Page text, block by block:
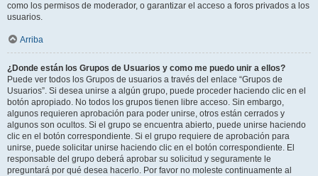
como los permisos de moderador, o garantizar el acceso a foros privados a los
usuarios.
Arriba
¿Donde están los Grupos de Usuarios y como me puedo unir a ellos?
Puede ver todos los Grupos de usuarios a través del enlace “Grupos de
Usuarios”. Si desea unirse a algún grupo, puede proceder haciendo clic en el
botón apropiado. No todos los grupos tienen libre acceso. Sin embargo,
algunos requieren aprobación para poder unirse, otros están cerrados y
algunos son ocultos. Si el grupo se encuentra abierto, puede unirse haciendo
clic en el botón correspondiente. Si el grupo requiere de aprobación para
unirse, puede solicitar unirse haciendo clic en el botón correspondiente. El
responsable del grupo deberá aprobar su solicitud y seguramente le
preguntará por qué desea hacerlo. Por favor no moleste continuamente al